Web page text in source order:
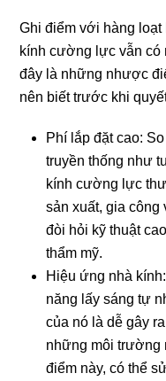
Ghi điểm với hàng
kính cường lực vẫn có
đây là những nhược
nên biết trước khi
Phí lắp đặt cao:
truyền thống như
kính cường lực
sản xuất, gia công
đòi hỏi kỹ thuật
thẩm mỹ.
Hiệu ứng nhà kính:
năng lấy sáng tự
của nó là dễ gây
những môi trường
điểm này, có thể